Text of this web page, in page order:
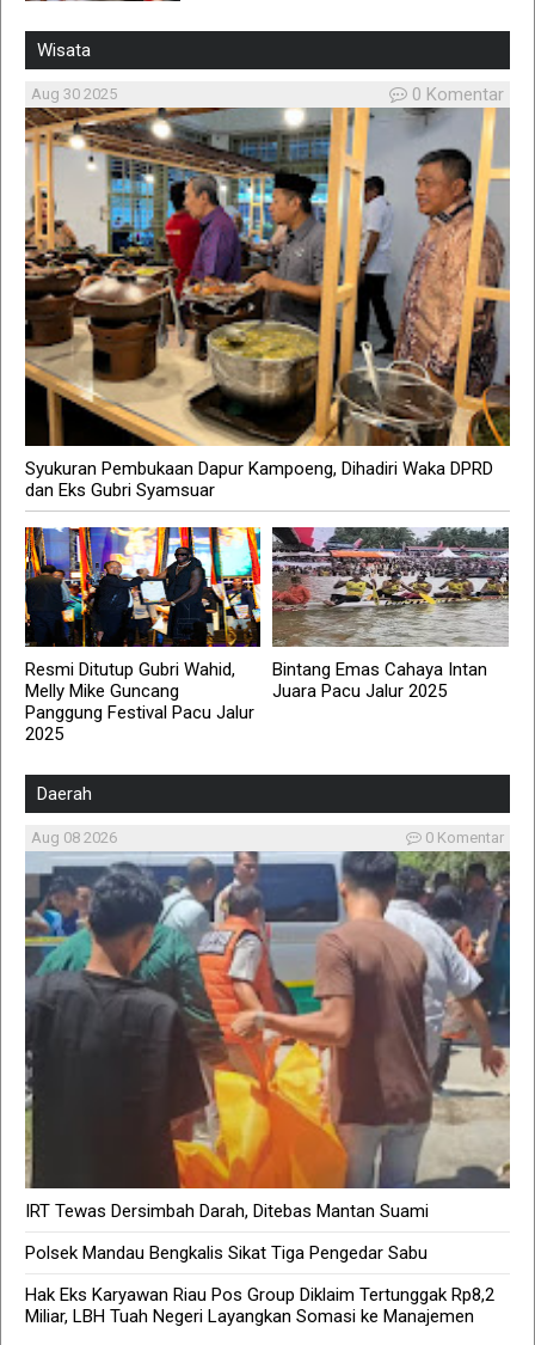
Wisata
Syukuran Pembukaan Dapur Kampoeng, Dihadiri Waka DPRD
dan Eks Gubri Syamsuar
Aug 30 2025 0 Komentar
Resmi Ditutup Gubri Wahid,
Melly Mike Guncang
Panggung Festival Pacu Jalur
2025
Bintang Emas Cahaya Intan
Juara Pacu Jalur 2025
Daerah
IRT Tewas Dersimbah Darah, Ditebas Mantan Suami
Aug 08 2026 0 Komentar
Polsek Mandau Bengkalis Sikat Tiga Pengedar Sabu
Hak Eks Karyawan Riau Pos Group Diklaim Tertunggak Rp8,2
Miliar, LBH Tuah Negeri Layangkan Somasi ke Manajemen